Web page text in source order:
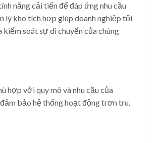
năng cải tiến để đáp ứng nhu cầu
lý kho tích hợp giúp doanh nghiệp tối
kiểm soát sự di chuyển của chúng
hợp với quy mô và nhu cầu của
bảo hệ thống hoạt động trơn tru.